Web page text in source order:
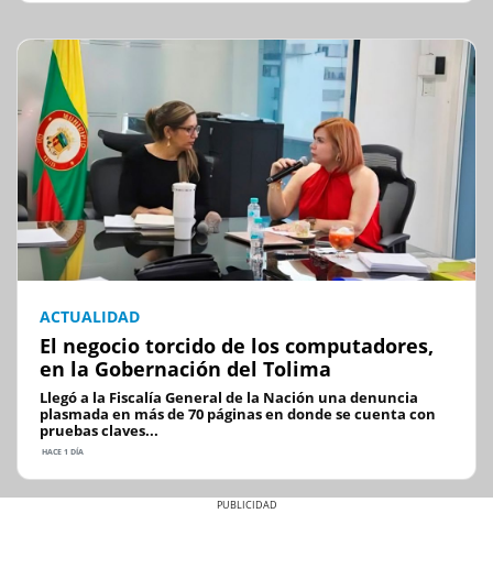
ACTUALIDAD
El negocio torcido de los computadores,
en la Gobernación del Tolima
Llegó a la Fiscalía General de la Nación una denuncia
plasmada en más de 70 páginas en donde se cuenta con
pruebas claves...
HACE 1 DÍA